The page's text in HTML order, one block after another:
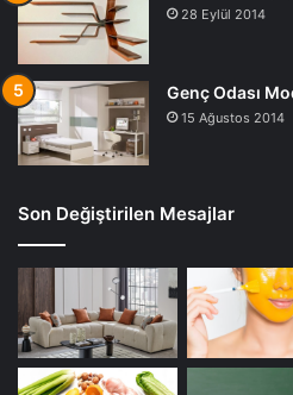
28 Eylül 2014
Genç Odası
15 Ağustos 2014
Son Değiştirilen Mesajlar